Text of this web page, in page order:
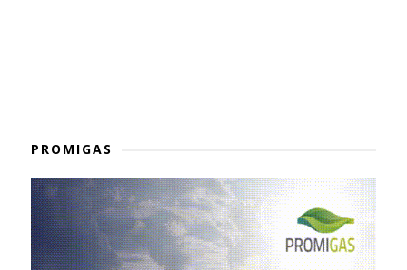
PROMIGAS